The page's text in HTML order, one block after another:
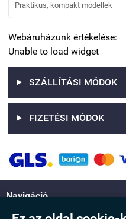
Praktikus, kompakt modellek
Webáruházunk értékelése:
Unable to load widget
SZÁLLÍTÁSI MÓDOK
FIZETÉSI MÓDOK
Navigáció